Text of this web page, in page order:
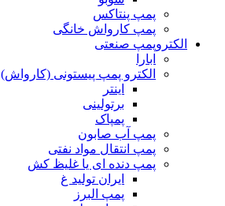
پمپ پنتاکس
پمپ کارواش خانگی
الکتروپمپ صنعتی
ابارا
الکترو پمپ پیستونی (کارواش)
اینتر
برتولینی
پمپاک
پمپ آب صابون
پمپ انتقال مواد نفتی
پمپ دنده ای یا غلیظ کش
ایران تولید غ
پمپ البرز